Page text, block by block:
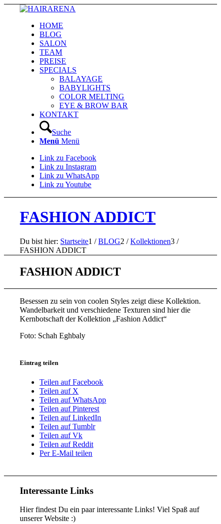
HOME
BLOG
SALON
TEAM
PREISE
SPECIALS
BALAYAGE
BABYLIGHTS
COLOR MELTING
EYE & BROW BAR
KONTAKT
Suche
Menü Menü
Link zu Facebook
Link zu Instagram
Link zu WhatsApp
Link zu Youtube
FASHION ADDICT
Du bist hier: Startseite1 / BLOG2 / Kollektionen3 /
FASHION ADDICT
FASHION ADDICT
Besessen zu sein von coolen Styles zeigt diese Kollektion.
Wandelbarkeit und verschiedene Texturen sind hier die
Kernbotschaft der Kollektion „Fashion Addict“
Foto: Schah Eghbaly
Eintrag teilen
Teilen auf Facebook
Teilen auf X
Teilen auf WhatsApp
Teilen auf Pinterest
Teilen auf LinkedIn
Teilen auf Tumblr
Teilen auf Vk
Teilen auf Reddit
Per E-Mail teilen
Interessante Links
Hier findest Du ein paar interessante Links! Viel Spaß auf
unserer Website :)